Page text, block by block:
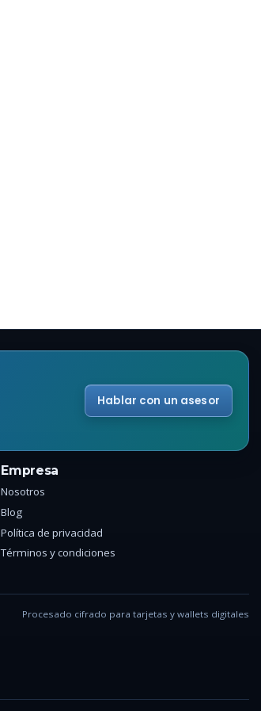
Hablar con un asesor
Empresa
Nosotros
Blog
Política de privacidad
Términos y condiciones
Procesado cifrado para tarjetas y wallets digitales